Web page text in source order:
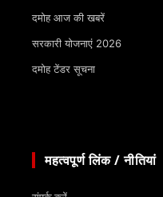
दमोह आज की खबरें
सरकारी योजनाएं 2026
दमोह टेंडर सूचना
महत्वपूर्ण लिंक / नीतियां